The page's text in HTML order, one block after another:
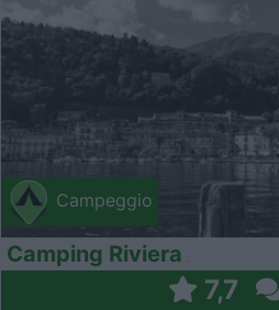
Campeggio
Camping Riviera
7,7